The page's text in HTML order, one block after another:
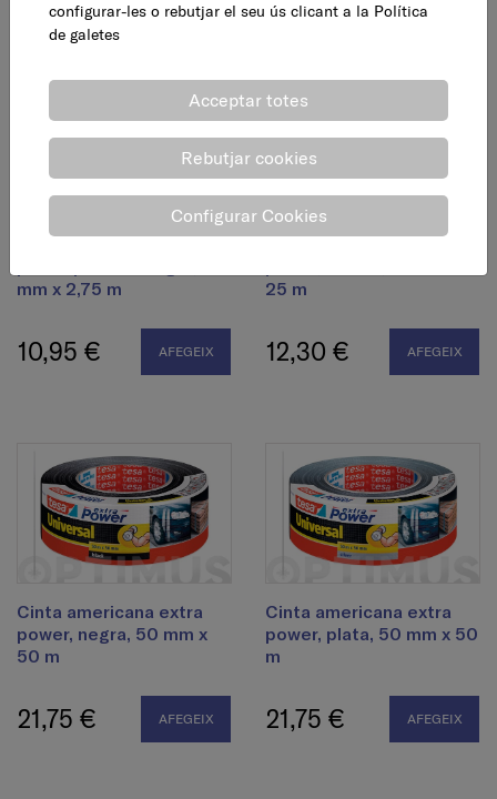
mm x 2,75 m
10,95 € AFEGEIX
25 m
12,30 € AFEGEIX
Cinta americana extra
power, negra, 50 mm x
50 m
21,75 € AFEGEIX
Cinta americana extra
power, plata, 50 mm x 50
m
21,75 € AFEGEIX
configurar-les o rebutjar el seu ús clicant a la Política
de galetes
Acceptar totes
Rebutjar cookies
Configurar Cookies